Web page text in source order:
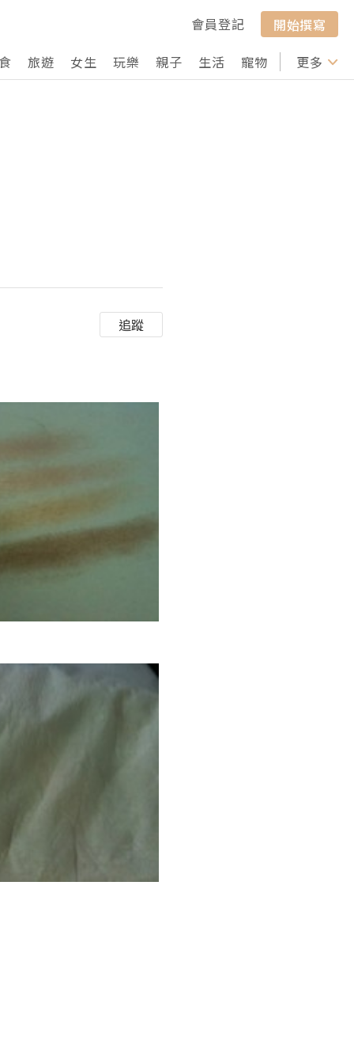
會員登記
開始撰寫
旅遊 女生 玩樂 親子 生活 寵物 行山 打卡
更多
追蹤